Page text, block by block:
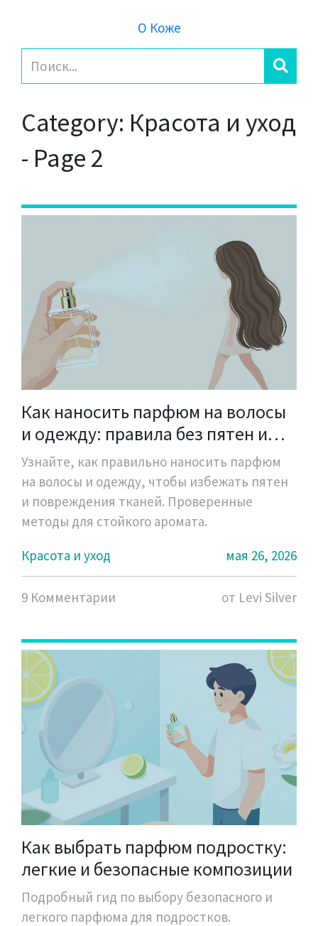
О Коже
Category: Красота и уход
- Page 2
Как наносить парфюм на волосы
и одежду: правила без пятен и
сухости
Узнайте, как правильно наносить парфюм
на волосы и одежду, чтобы избежать пятен
и повреждения тканей. Проверенные
методы для стойкого аромата.
Красота и уход
мая 26, 2026
9 Комментарии от Levi Silver
Как выбрать парфюм подростку:
легкие и безопасные композиции
Подробный гид по выбору безопасного и
легкого парфюма для подростков.